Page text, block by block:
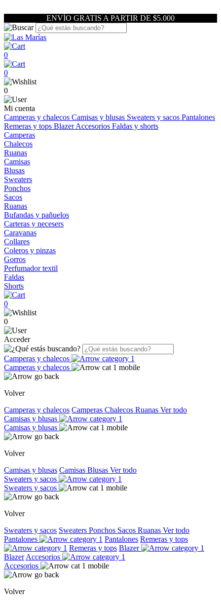
ENVÍO GRATIS A PARTIR DE $5.000
0
0
0
Mi cuenta
Camperas y chalecos Camisas y blusas Sweaters y sacos Pantalones
Remeras y tops BlazerAccesorios Faldas y shorts
Camperas
Chalecos
Ruanas
Camisas
Blusas
Sweaters
Ponchos
Sacos
Ruanas
Bufandas y pañuelos
Carteras y necesers
Caravanas
Collares
Coleros y pinzas
Gorros
Perfumador textil
Faldas
Shorts
0
0
Acceder
Camperas y chalecos
Camperas y chalecos
Volver
Camperas y chalecos Camperas Chalecos Ruanas Ver todo
Camisas y blusas
Camisas y blusas
Volver
Camisas y blusas Camisas Blusas Ver todo
Sweaters y sacos
Sweaters y sacos
Volver
Sweaters y sacos Sweaters Ponchos Sacos Ruanas Ver todo
Pantalones
Pantalones Remeras y tops
Remeras y tops Blazer
Blazer Accesorios
Accesorios
Volver